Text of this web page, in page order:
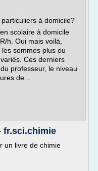
à domicile?
scolaire à domicile
h. Oui mais voilà,
sommes plus ou
Ces derniers
professeur, le niveau
de...
fr.sci.chimie
un livre de chimie